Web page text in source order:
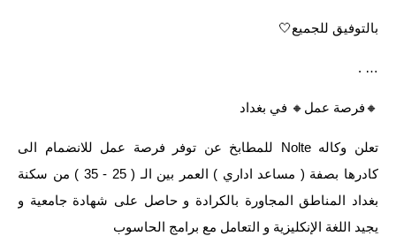
بالتوفيق للجميع🤍
… .
🔸️فرصة عمل🔸️ في بغداد
تعلن وكاله Nolte للمطابخ عن توفر فرصة عمل للانضمام الى
كادرها بصفة ( مساعد اداري ) العمر بين الـ ( 25 - 35 ) من سكنة
بغداد المناطق المجاورة بالكرادة و حاصل على شهادة جامعية و
يجيد اللغة الإنكليزية و التعامل مع برامج الحاسوب